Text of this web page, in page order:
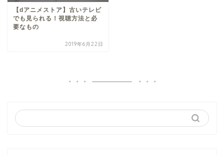
【dアニメストア】古いテレビ
でも見られる！視聴方法と必
要なもの
2019年6月22日